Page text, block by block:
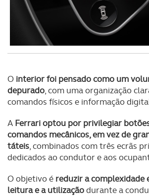
experiência de navegação no Website
disponibilizados.
Consulte a política de cookies do site.
O interior foi pensado como um
depurado, com uma organização
comandos físicos e informação
A Ferrari optou por privilegiar
comandos mecânicos, em vez de
táteis, combinados com três ecrãs
dedicados ao condutor e aos
O objetivo é reduzir a complexidade
leitura e a utilizaçãodurante a